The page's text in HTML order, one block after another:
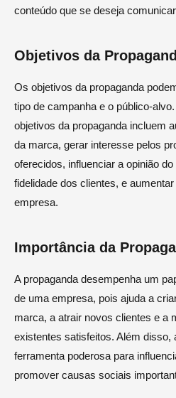
conteúdo que se deseja
Objetivos da
Os objetivos da propaganda
tipo de campanha e o público-
objetivos da propaganda incluem
da marca, gerar interesse pelos
oferecidos, influenciar a opinião
fidelidade dos clientes, e
empresa.
Importância da
A propaganda desempenha um
de uma empresa, pois ajuda a
marca, a atrair novos clientes e a
existentes satisfeitos. Além disso,
ferramenta poderosa para
promover causas sociais